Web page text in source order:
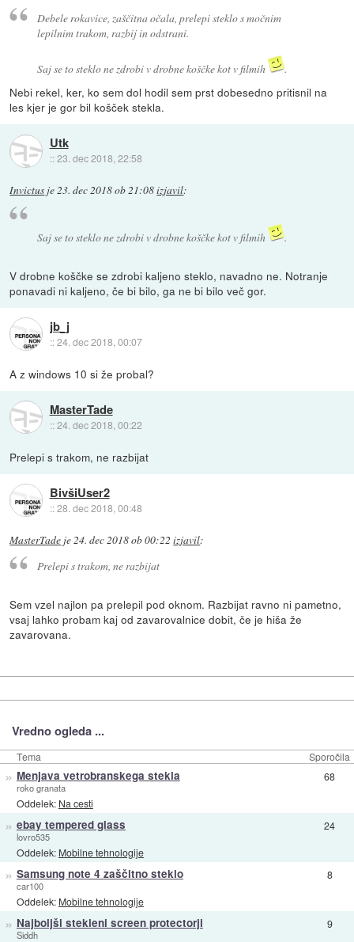
Debele rokavice, zaščitna očala, prelepi steklo s močnim
lepilnim trakom, razbij in odstrani.
Saj se to steklo ne zdrobi v drobne koščke kot v filmih .
Nebi rekel, ker, ko sem dol hodil sem prst dobesedno pritisnil na
les kjer je gor bil košček stekla.
Utk
::23. dec 2018, 22:58
Invictus je23. dec 2018 ob 21:08izjavil:
Saj se to steklo ne zdrobi v drobne koščke kot v filmih .
V drobne koščke se zdrobi kaljeno steklo, navadno ne. Notranje
ponavadi ni kaljeno, če bi bilo, ga ne bi bilo več gor.
jb_j
::24. dec 2018, 00:07
A z windows 10 si že probal?
MasterTade
::24. dec 2018, 00:22
Prelepi s trakom, ne razbijat
BivšiUser2
::28. dec 2018, 00:48
MasterTade je24. dec 2018 ob 00:22 izjavil:
Prelepi s trakom, ne razbijat
Sem vzel najlon pa prelepil pod oknom. Razbijat ravno ni pametno,
vsaj lahko probam kaj od zavarovalnice dobit, če je hiša že
zavarovana.
Vredno ogleda ...
Tema Sporočila
» Menjava vetrobranskega stekla
roko granata
Oddelek: Na cesti
68
» ebay tempered glass
lovro535
Oddelek: Mobilne tehnologije
24
» Samsung note 4 zaščitno steklo
car100
Oddelek: Mobilne tehnologije
8
» Najboljši stekleni screen protectorji
Siddh
9